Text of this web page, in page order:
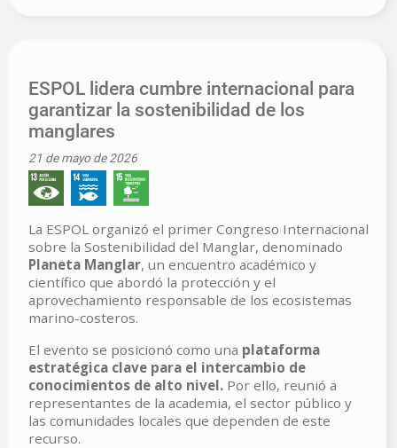
ESPOL lidera cumbre internacional para
garantizar la sostenibilidad de los
manglares
21 de mayo de 2026
La ESPOL organizó el primer Congreso Internacional
sobre la Sostenibilidad del Manglar, denominado
Planeta Manglar, un encuentro académico y
científico que abordó la protección y el
aprovechamiento responsable de los ecosistemas
marino-costeros.
El evento se posicionó como una plataforma
estratégica clave para el intercambio de
conocimientos de alto nivel. Por ello, reunió a
representantes de la academia, el sector público y
las comunidades locales que dependen de este
recurso.